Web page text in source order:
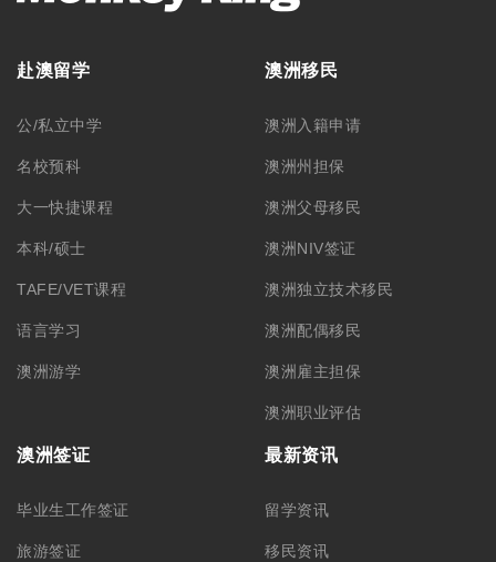
赴澳留学
公/私立中学
名校预科
大一快捷课程
本科/硕士
TAFE/VET课程
语言学习
澳洲游学
澳洲移民
澳洲入籍申请
澳洲州担保
澳洲父母移民
澳洲NIV签证
澳洲独立技术移民
澳洲配偶移民
澳洲雇主担保
澳洲职业评估
澳洲签证
毕业生工作签证
旅游签证
最新资讯
留学资讯
移民资讯